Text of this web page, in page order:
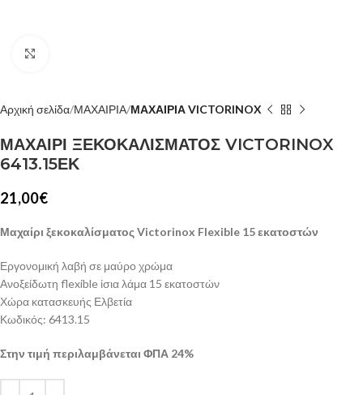
Αρχική σελίδα ΜΑΧΑΙΡΙΑ ΜΑΧΑΙΡΙΑ VICTORINOX
ΜΑΧΑΙΡΙ ΞΕΚΟΚΑΛΙΣΜΑΤΟΣ VICTORINOX
6413.15ΕΚ
21,00€
Μαχαίρι ξεκοκαλίσματος Victorinox Flexible 15 εκατοστών
Εργονομική λαβή σε μαύρο χρώμα
Ανοξείδωτη flexible ίσια λάμα 15 εκατοστών
Χώρα κατασκευής Ελβετία
Κωδικός: 6413.15
Στην τιμή περιλαμβάνεται ΦΠΑ 24%